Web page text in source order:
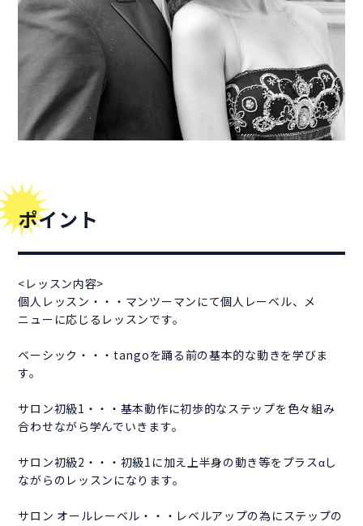
ポイント
<レッスン内容>
個人レッスン・・・マンツーマンにて個人レーベル、メ
ニューに応じるレッスンです。
ベーシック・・・tangoを踊る前の基本的な動きを学びま
す。
サロン初級1・・・基本動作に初歩的なステップを色々組み
合わせながら学んでいきます。
サロン初級2・・・初級1に加え上半身の動き等をプラスαし
ながらのレッスンになります。
サロン オールレーベル・・・レベルアップの為にステップの